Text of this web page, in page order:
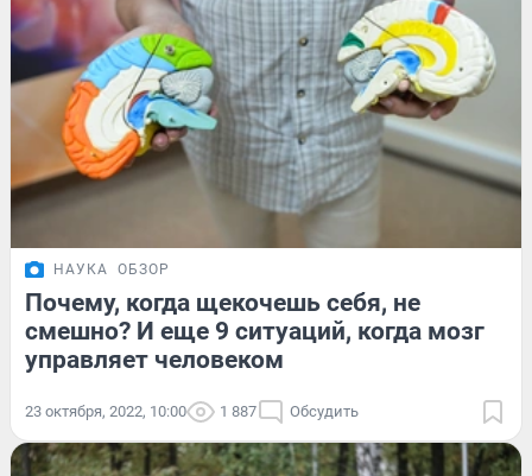
НАУКА ОБЗОР
Почему, когда щекочешь себя, не
смешно? И еще 9 ситуаций, когда мозг
управляет человеком
23 октября, 2022, 10:00 1 887 Обсудить